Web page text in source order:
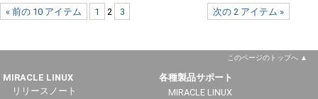
« 前の 10 アイテム 次の 2 アイテム »
1 2 3
このページのトップへ
MIRACLE LINUX
リリースノート
各種製品サポート
MIRACLE LINUX